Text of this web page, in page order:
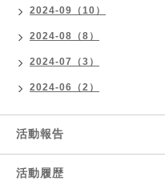
2024-09（10）
2024-08（8）
2024-07（3）
2024-06（2）
活動報告
活動履歴